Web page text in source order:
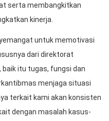
serta membangkitkan
kinerja.
untuk memotivasi
dari direktorat
itu tugas, fungsi dan
menjaga situasi
terkait kami akan konsisten
dengan masalah kasus-